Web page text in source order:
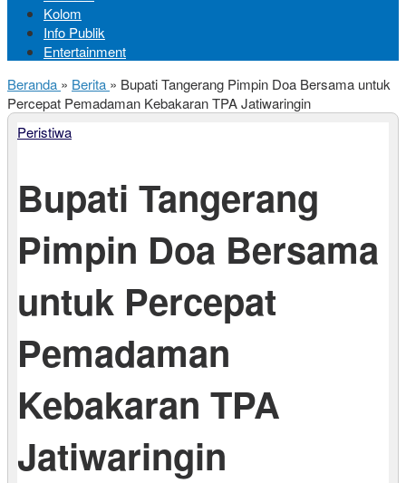
Kolom
Info Publik
Entertainment
Beranda » Berita » Bupati Tangerang Pimpin Doa Bersama untuk
Percepat Pemadaman Kebakaran TPA Jatiwaringin
Peristiwa
Bupati Tangerang
Pimpin Doa Bersama
untuk Percepat
Pemadaman
Kebakaran TPA
Jatiwaringin